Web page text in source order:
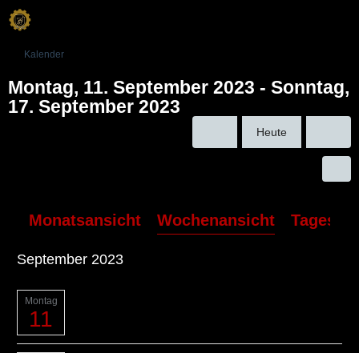
Kalender
Montag, 11. September 2023 - Sonntag,
17. September 2023
Heute
Monatsansicht Wochenansicht
September 2023
Montag
11